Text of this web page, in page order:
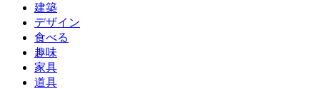
建築
デザイン
食べる
趣味
家具
道具